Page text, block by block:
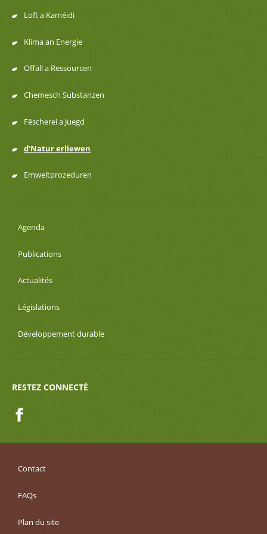
de
navigation
Loft a Kaméidi
Klima an Energie
Offäll a Ressourcen
Chemesch Substanzen
Fëscherei a Juegd
d’Natur erliewen
Emweltprozeduren
Agenda
Publications
Actualités
Législations
Développement durable
RESTEZ CONNECTÉ
Contact
FAQs
Plan du site